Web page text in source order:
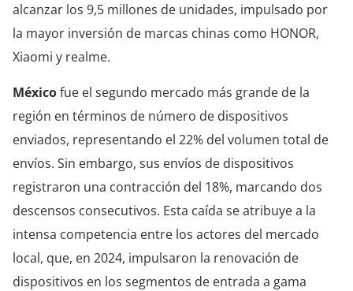
alcanzar los 9,5 millones de unidades, impulsado por
la mayor inversión de marcas chinas como HONOR,
Xiaomi y realme.
Méxicofue el segundo mercado más grande de la
región en términos de número de dispositivos
enviados, representando el 22% del volumen total de
envíos. Sin embargo, sus envíos de dispositivos
registraron una contracción del 18%, marcando dos
descensos consecutivos. Esta caída se atribuye a la
intensa competencia entre los actores del mercado
local, que, en 2024, impulsaron la renovación de
dispositivos en los segmentos de entrada a gama